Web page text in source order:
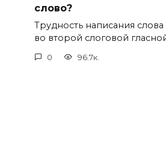
слово?
Трудность написания слова
во второй слоговой
0 96.7к.